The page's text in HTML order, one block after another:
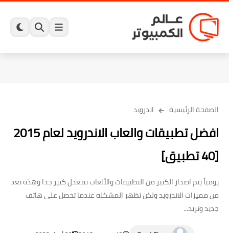
الصفحة الرئيسية اندرويد
افضل تطبيقات والعاب الاندرويد لعام 2015
[40 تطبيق]
يومياً يتم اصدار الكثير من التطبيقات والألعاب بمعدل كبير جدا وهذة تعد
من مميزات الاندرويد ولكن تظهر المشكله عندما تحصل على هاتف
جديد وتريد...